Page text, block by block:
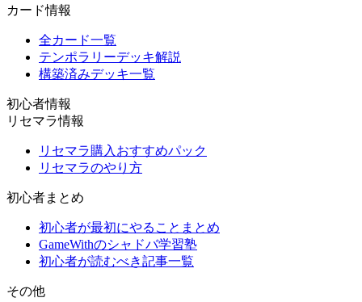
カード情報
全カード一覧
テンポラリーデッキ解説
構築済みデッキ一覧
初心者情報
リセマラ情報
リセマラ購入おすすめパック
リセマラのやり方
初心者まとめ
初心者が最初にやることまとめ
GameWithのシャドバ学習塾
初心者が読むべき記事一覧
その他